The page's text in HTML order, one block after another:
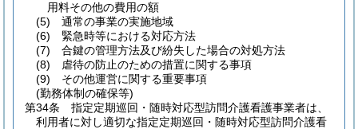
用料その他の費用の額
(5)
通常の事業の実施地域
(6)
緊急時等における対応方法
(7)
合鍵の管理方法及び紛失した場合の対処方法
(8)
虐待の防止のための措置に関する事項
(9)
その他運営に関する重要事項
(勤務体制の確保等)
第34条
指定定期巡回・随時対応型訪問介護看護事業者は、
利用者に対し適切な指定定期巡回・随時対応型訪問介護看